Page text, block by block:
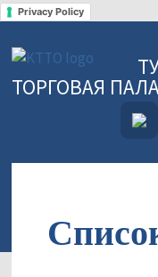
Privacy Policy
ТОРГОВАЯ